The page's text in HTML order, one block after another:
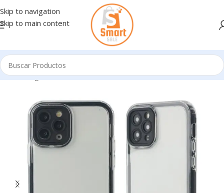
Skip to navigation
Skip to main content
Inicio/Ingresando